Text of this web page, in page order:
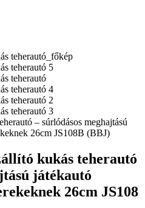
kukás teherautó
játékautó
26cm JS108